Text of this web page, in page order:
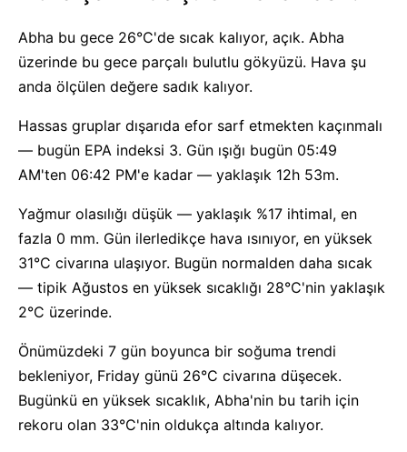
Abha bu gece 26°C'de sıcak kalıyor, açık. Abha
üzerinde bu gece parçalı bulutlu gökyüzü. Hava şu
anda ölçülen değere sadık kalıyor.
Hassas gruplar dışarıda efor sarf etmekten kaçınmalı
— bugün EPA indeksi 3. Gün ışığı bugün 05:49
AM'ten 06:42 PM'e kadar — yaklaşık 12h 53m.
Yağmur olasılığı düşük — yaklaşık %17 ihtimal, en
fazla 0 mm. Gün ilerledikçe hava ısınıyor, en yüksek
31°C civarına ulaşıyor. Bugün normalden daha sıcak
— tipik Ağustos en yüksek sıcaklığı 28°C'nin yaklaşık
2°C üzerinde.
Önümüzdeki 7 gün boyunca bir soğuma trendi
bekleniyor, Friday günü 26°C civarına düşecek.
Bugünkü en yüksek sıcaklık, Abha'nin bu tarih için
rekoru olan 33°C'nin oldukça altında kalıyor.